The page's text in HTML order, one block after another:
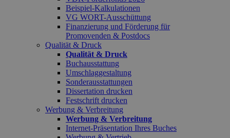
Beispiel-Kalkulationen
VG WORT-Ausschüttung
Finanzierung und Förderung für
Promovenden & Postdocs
Qualität & Druck
Qualität & Druck
Buchausstattung
Umschlaggestaltung
Sonderausstattungen
Dissertation drucken
Festschrift drucken
Werbung & Verbreitung
Werbung & Verbreitung
Internet-Präsentation Ihres Buches